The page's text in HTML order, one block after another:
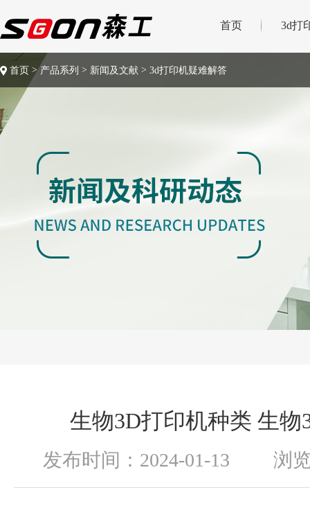
首页 3d打
首页 >产品系列 > 新闻及文献 > 3d打印机疑难解答
生物3D打印机种类 生
发布时间：2024-01-13 浏